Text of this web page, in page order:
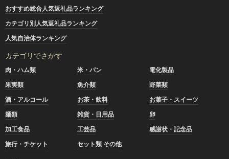
おすすめ総合人気返礼品ランキング
カテゴリ別人気返礼品ランキング
人気自治体ランキング
カテゴリでさがす
肉・ハム類 米・パン
電化製品
果実類
魚介類
野菜類
酒・アルコール
お茶・飲料
お菓子・スイーツ
麺類
雑貨・日用品
卵
加工食品
工芸品
感謝状・記念品
旅行・チケット
セット類 その他